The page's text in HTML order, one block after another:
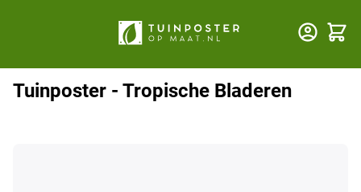
Tuinposter - Tropische Bladeren